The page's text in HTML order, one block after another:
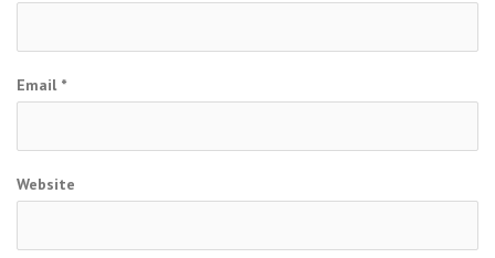
Email *
Website